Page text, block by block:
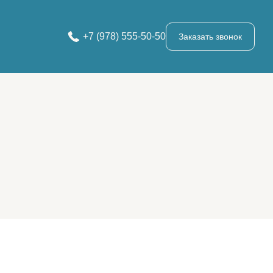
+7 (978) 555-50-50 Заказать звонок